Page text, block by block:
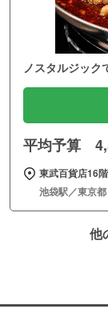
ノスタルジック
平均予算
東武百貨店16
池袋駅／東京都
他